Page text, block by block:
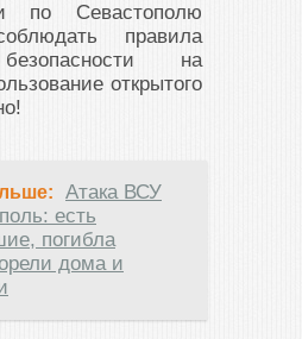
по Севастополю
правила
на
открытого
Атака ВСУ
есть
погибла
дома и